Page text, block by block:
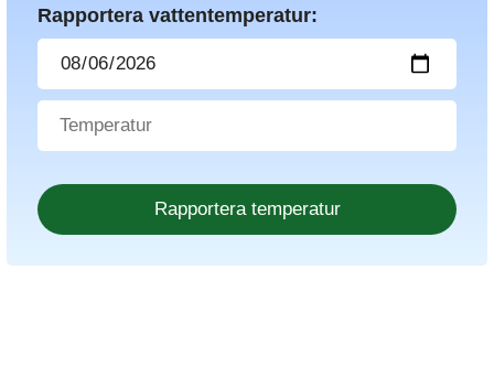
Rapportera vattentemperatur: